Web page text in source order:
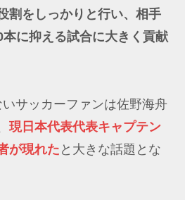
割をしっかりと行い、相手
に抑える試合に大きく貢献
サッカーファンは佐野海舟
現日本代表代表キャプテン
が現れた と大きな話題とな